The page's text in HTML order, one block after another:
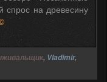
спрос на древесину
, Vladimir,